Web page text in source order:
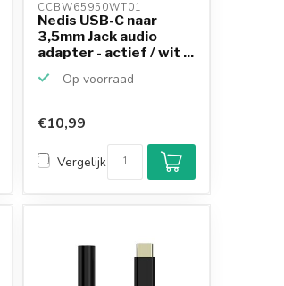
CCBW65950WT01
Nedis USB-C naar
3,5mm Jack audio
adapter - actief / wit ...
Op voorraad
€10,99
Vergelijk